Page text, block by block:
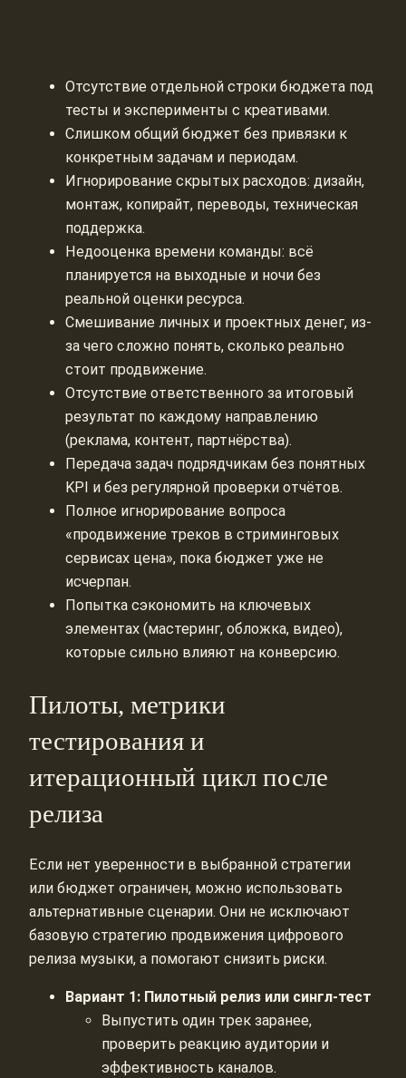
Отсутствие отдельной строки бюджета под
тесты и эксперименты с креативами.
Слишком общий бюджет без привязки к
конкретным задачам и периодам.
Игнорирование скрытых расходов: дизайн,
монтаж, копирайт, переводы, техническая
поддержка.
Недооценка времени команды: всё
планируется на выходные и ночи без
реальной оценки ресурса.
Смешивание личных и проектных денег, из-
за чего сложно понять, сколько реально
стоит продвижение.
Отсутствие ответственного за итоговый
результат по каждому направлению
(реклама, контент, партнёрства).
Передача задач подрядчикам без понятных
KPI и без регулярной проверки отчётов.
Полное игнорирование вопроса
«продвижение треков в стриминговых
сервисах цена», пока бюджет уже не
исчерпан.
Попытка сэкономить на ключевых
элементах (мастеринг, обложка, видео),
которые сильно влияют на конверсию.
Пилоты, метрики
тестирования и
итерационный цикл после
релиза
Если нет уверенности в выбранной стратегии
или бюджет ограничен, можно использовать
альтернативные сценарии. Они не исключают
базовую стратегию продвижения цифрового
релиза музыки, а помогают снизить риски.
Вариант 1: Пилотный релиз или сингл-тест
Выпустить один трек заранее,
проверить реакцию аудитории и
эффективность каналов.